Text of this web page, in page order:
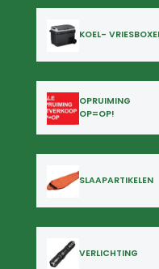
KOEL-
OPRUIMING
OP=OP!
SLAAPARTIKELEN
VERLICHTING